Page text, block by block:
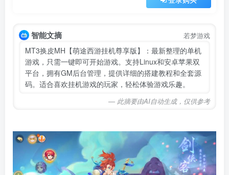
智能文摘 若梦游戏
MT3换皮MH【萌途西游挂机尊享版】：最新整理的单机
游戏，只需一键即可开始游戏。支持Linux和安卓苹果双
平台，拥有GM后台管理，提供详细的搭建教程和全套源
码。适合喜欢挂机游戏的玩家，轻松体验游戏乐趣。
— 此摘要由AI自动生成，仅供参考